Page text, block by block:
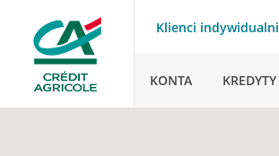
Klienci indywidualni
KONTA KREDYTY